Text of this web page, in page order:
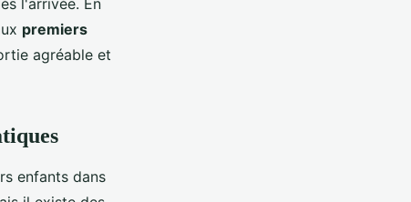
l'arrivée. En
premiers
agréable et
enfants dans